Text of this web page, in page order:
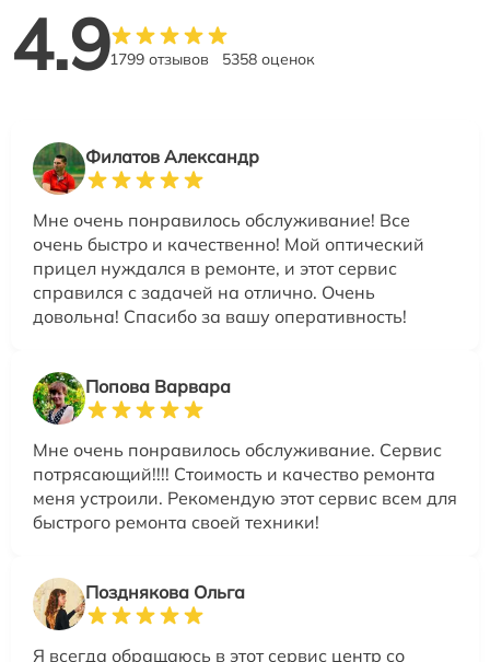
4.91799 отзывов 5358 оценок
Филатов Александр
Мне очень понравилось обслуживание! Все
очень быстро и качественно! Мой оптический
прицел нуждался в ремонте, и этот сервис
справился с задачей на отлично. Очень
довольна! Спасибо за вашу оперативность!
Попова Варвара
Мне очень понравилось обслуживание. Сервис
потрясающий!!!! Стоимость и качество ремонта
меня устроили. Рекомендую этот сервис всем для
быстрого ремонта своей техники!
Позднякова Ольга
Я всегда обращаюсь в этот сервис центр со